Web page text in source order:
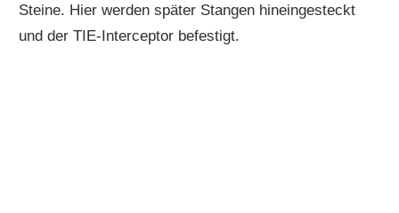
Steine. Hier werden später Stangen hineingesteckt
und der TIE-Interceptor befestigt.